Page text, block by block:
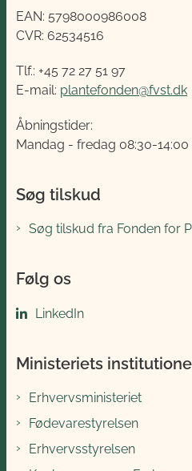
EAN: 5798000986008
CVR: 62534516
Tlf.: +45 72 27 51 97
E-mail: plantefonden@fvst.dk
Åbningstider:
Mandag - fredag 08:30-14:00
Søg tilskud
Søg tilskud fra Fonden for
Følg os
LinkedIn
Ministeriets
Erhvervsministeriet
Fødevarestyrelsen
Erhvervsstyrelsen